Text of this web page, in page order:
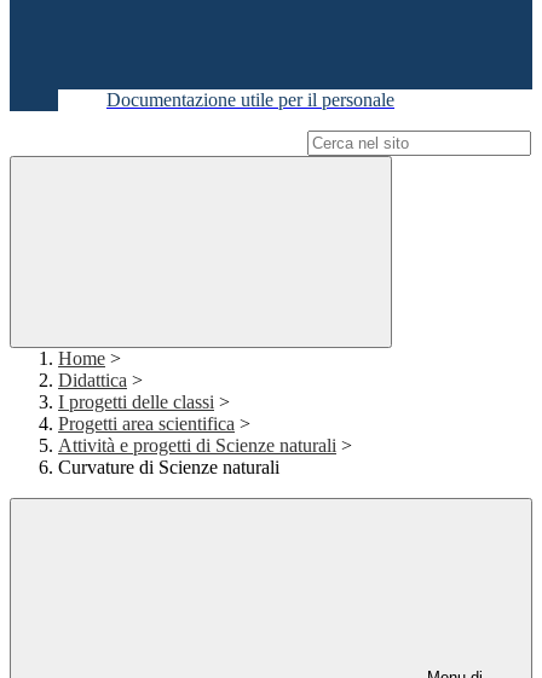
Documentazione utile per il personale
Home >
Didattica >
I progetti delle classi >
Progetti area scientifica >
Attività e progetti di Scienze naturali >
Curvature di Scienze naturali